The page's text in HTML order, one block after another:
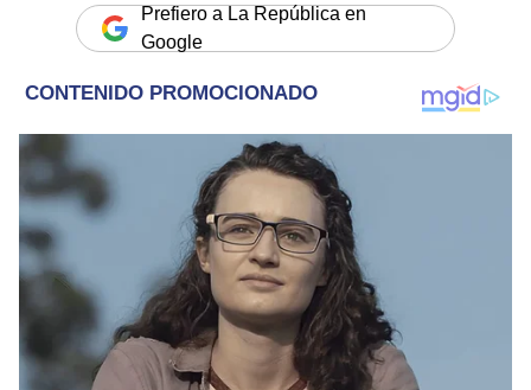
Prefiero a La República en
Google